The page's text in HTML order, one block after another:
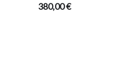
380,00 €